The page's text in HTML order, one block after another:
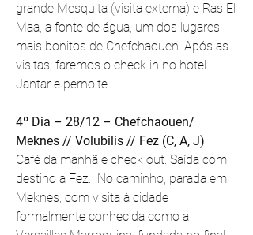
grande Mesquita (visita externa) e Ras El
Maa, a fonte de água, um dos lugares
mais bonitos de Chefchaouen. Após as
visitas, faremos o check in no hotel.
Jantar e pernoite.
4º Dia – 28/12 – Chefchaouen/
Meknes // Volubilis // Fez (C, A, J)
Café da manhã e check out. Saída com
destino a Fez.  No caminho, parada em
Meknes, com visita à cidade
formalmente conhecida como a